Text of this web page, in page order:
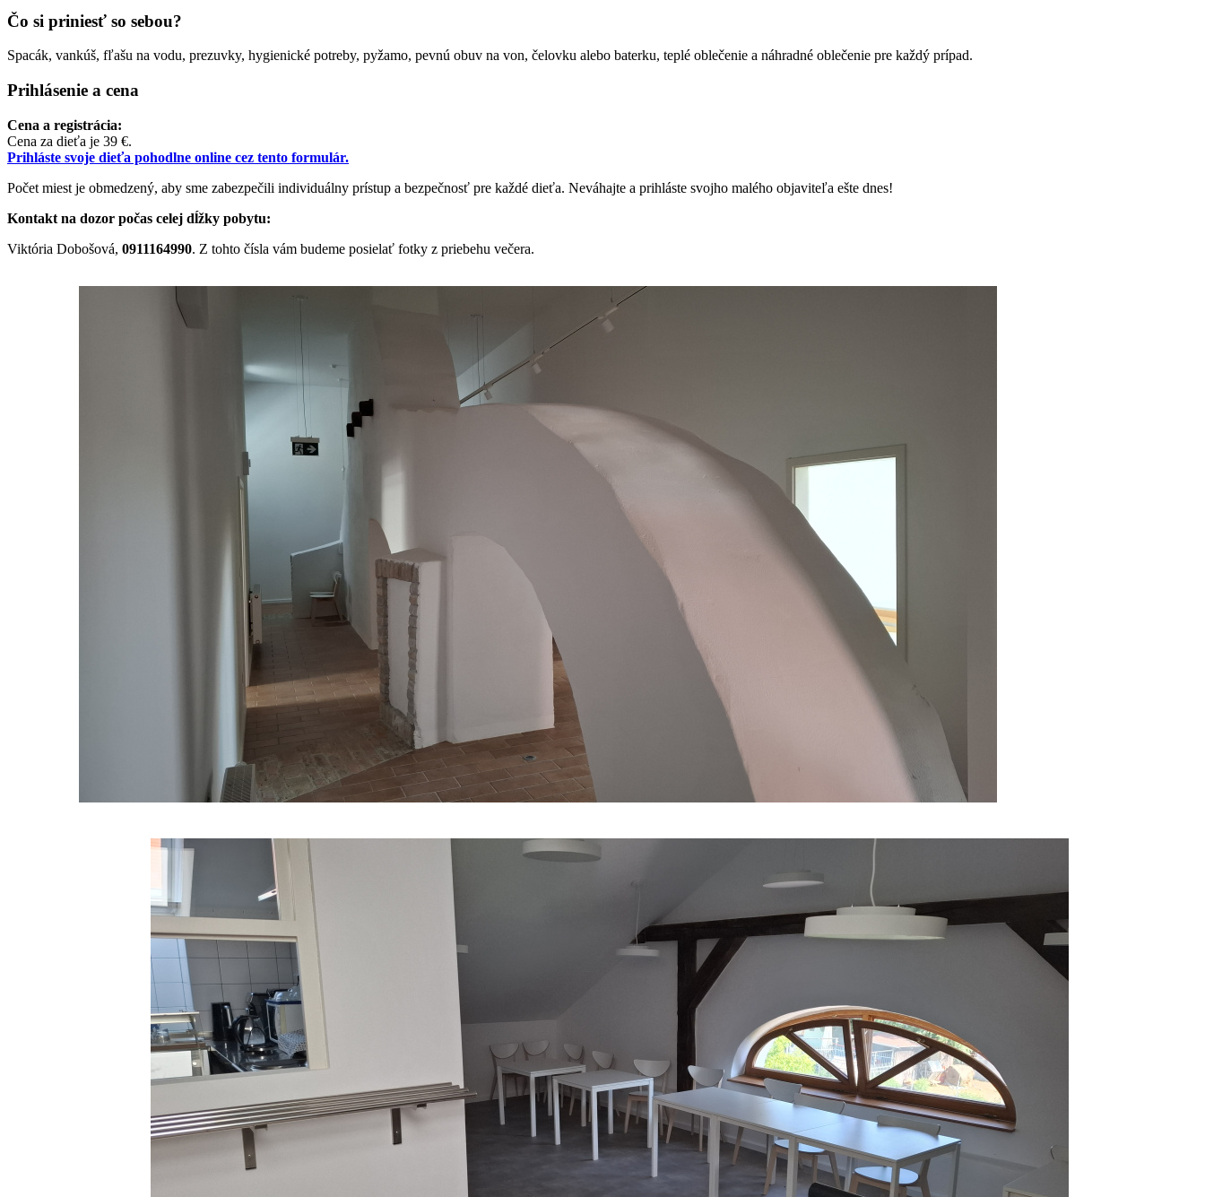
Čo si priniesť so sebou?
Spacák, vankúš, fľašu na vodu, prezuvky, hygienické potreby, pyžamo, pevnú obuv na von, čelovku alebo baterku, teplé oblečenie a náhradné oblečenie pre každý prípad.
Prihlásenie a cena
Cena a registrácia:
Cena za dieťa je 39 €.
Prihláste svoje dieťa pohodlne online cez tento formulár.
Počet miest je obmedzený, aby sme zabezpečili individuálny prístup a bezpečnosť pre každé dieťa. Neváhajte a prihláste svojho malého objaviteľa ešte dnes!
Kontakt na dozor počas celej dĺžky pobytu:
Viktória Dobošová, 0911164990. Z tohto čísla vám budeme posielať fotky z priebehu večera.